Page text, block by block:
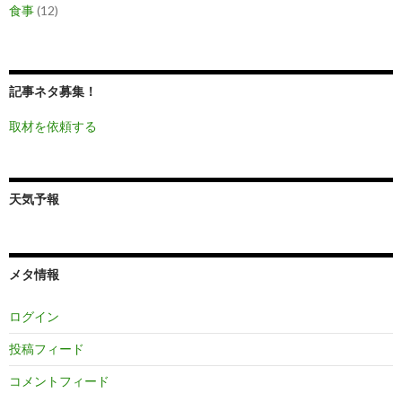
食事(12)
記事ネタ募集！
取材を依頼する
天気予報
メタ情報
ログイン
投稿フィード
コメントフィード